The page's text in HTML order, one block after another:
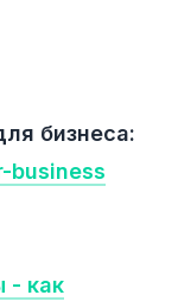
бизнеса:
business
- как